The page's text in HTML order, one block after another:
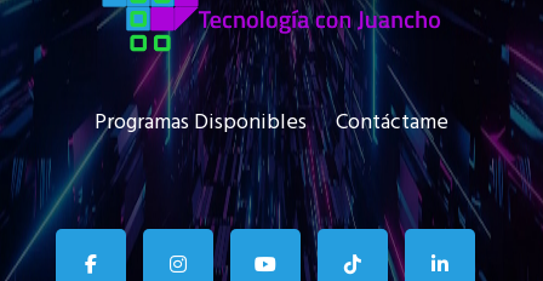
Programas Disponibles Contáctame